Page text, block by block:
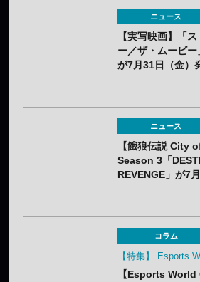
ニュース
【実写映画】「
ー／ザ・ムービ
が7月31日（金
ニュース
【餓狼伝説 City
Season 3「
REVENGE」が7
コラム
【特集】 Esports
【Esports World